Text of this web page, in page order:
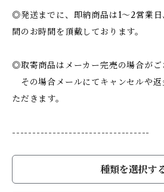
◎発送までに、即納商品は1〜2営業
間のお時間を頂戴しております。
◎取寄商品はメーカー完売の場合がご
その場合メールにてキャンセルや返
ただきます。
----------------------------------
種類を選択す